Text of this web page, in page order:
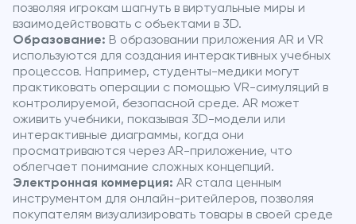
позволяя игрокам шагнуть в виртуальные миры и
взаимодействовать с объектами в 3D.
Образование: В образовании приложения AR и VR
используются для создания интерактивных учебных
процессов. Например, студенты-медики могут
практиковать операции с помощью VR-симуляций в
контролируемой, безопасной среде. AR может
оживить учебники, показывая 3D-модели или
интерактивные диаграммы, когда они
просматриваются через AR-приложение, что
облегчает понимание сложных концепций.
Электронная коммерция: AR стала ценным
инструментом для онлайн-ритейлеров, позволяя
покупателям визуализировать товары в своей среде